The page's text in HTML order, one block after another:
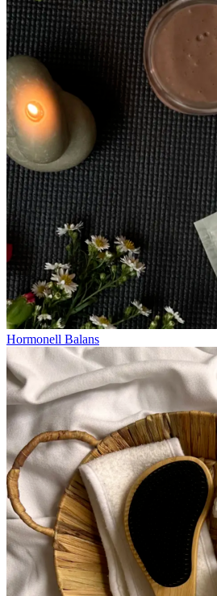
Hormonell Balans